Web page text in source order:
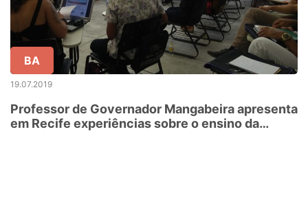
BA
19.07.2019
Professor de Governador Mangabeira apresenta
em Recife experiências sobre o ensino da